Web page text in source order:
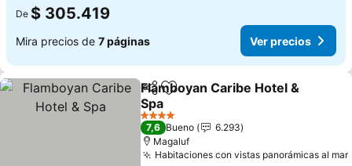
De $ 305.419
Mira precios de 7 páginas Ver precios
CompartirAgregar a favoritos
Flamboyan Caribe Hotel &
Spa
Ver precios
4 Estrellas
7,6 Bueno
6.293
Magaluf
Habitaciones con vistas panorámicas al mar